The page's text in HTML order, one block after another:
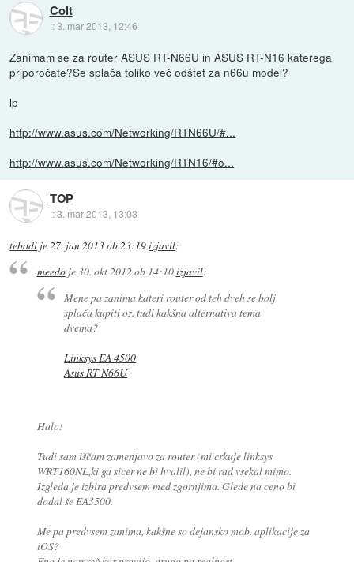
Colt
::3. mar 2013, 12:46
Zanimam se za router ASUS RT-N66U in ASUS RT-N16 katerega
priporočate?Se splača toliko več odštet za n66u model?
lp
http://www.asus.com/Networking/RTN66U/#...
http://www.asus.com/Networking/RTN16/#o...
TOP
::3. mar 2013, 13:03
tebodi je 27. jan 2013 ob 23:19izjavil:
meedoje30. okt 2012 ob 14:10izjavil:
Mene pa zanima kateri router od teh dveh se bolj
splača kupiti oz. tudi kakšna alternativa tema
dvema?
Linksys EA 4500
Asus RT N66U
Halo!
Tudi sam iščam zamenjavo za router (mi crkuje linksys
WRT160NL,ki ga sicer ne bi hvalil), ne bi rad vsekal mimo.
Izgleda je izbira predvsem med zgornjima. Glede na ceno bi
dodal še EA3500.
Me pa predvsem zanima, kakšne so dejansko mob. aplikacije za
iOS?